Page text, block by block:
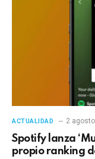
ACTUALIDAD 2
Spotify lanza
propio ranking